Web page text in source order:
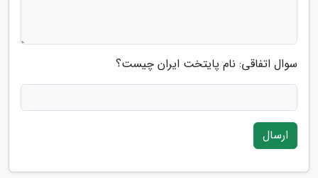
سوال اتفاقی: نام پایتخت ایران چیست؟
ارسال